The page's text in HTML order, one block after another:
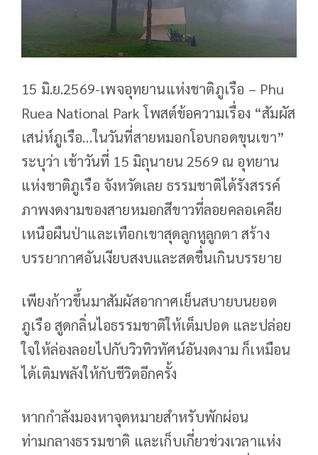
15 มิ.ย.2569-เพจอุทยานแห่งชาติภูเรือ – Phu
Ruea National Park โพสต์ข้อความเรื่อง “สัมผัส
เสน่ห์ภูเรือ…ในวันที่สายหมอกโอบกอดขุนเขา”
ระบุว่า เช้าวันที่ 15 มิถุนายน 2569 ณ อุทยาน
แห่งชาติภูเรือ จังหวัดเลย ธรรมชาติได้รังสรรค์
ภาพงดงามของสายหมอกสีขาวที่ลอยคลอเคลีย
เหนือผืนป่าและเทือกเขาสุดลูกหูลูกตา สร้าง
บรรยากาศอันเงียบสงบและสดชื่นเกินบรรยาย
เพียงก้าวขึ้นมาสัมผัสอากาศเย็นสบายบนยอด
ภูเรือ สูดกลิ่นไอธรรมชาติให้เต็มปอด และปล่อย
ใจให้ล่องลอยไปกับวิวทิวทัศน์อันงดงาม ก็เหมือน
ได้เติมพลังให้กับชีวิตอีกครั้ง
หากกำลังมองหาจุดหมายสำหรับพักผ่อน
ท่ามกลางธรรมชาติ และเก็บเกี่ยวช่วงเวลาแห่ง